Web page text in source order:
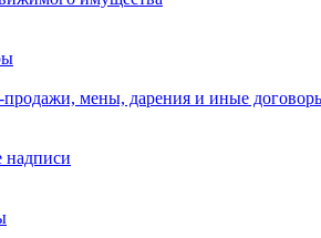
мены, дарения и иные
надписи